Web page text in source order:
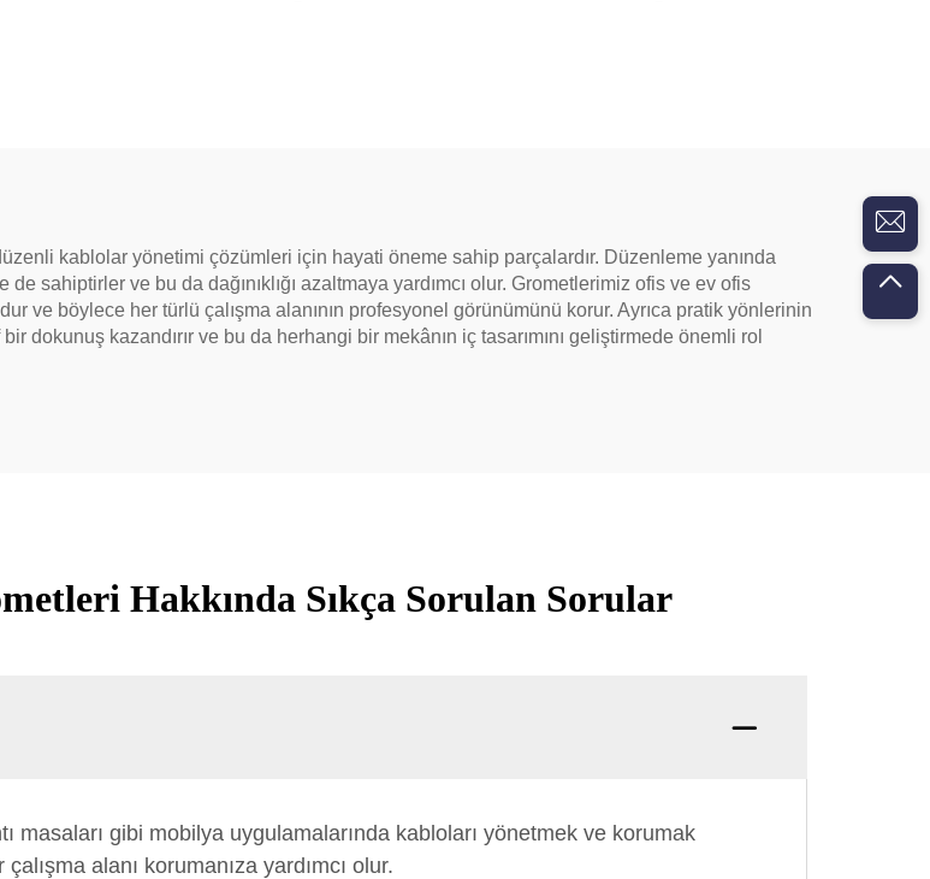
kablolar yönetimi çözümleri için hayati öneme sahip parçalardır. Düzenleme yanında
sahiptirler ve bu da dağınıklığı azaltmaya yardımcı olur. Grometlerimiz ofis ve ev ofis
ve böylece her türlü çalışma alanının profesyonel görünümünü korur. Ayrıca pratik yönlerinin
dokunuş kazandırır ve bu da herhangi bir mekânın iç tasarımını geliştirmede önemli rol
Hakkında Sıkça Sorulan Sorular
masaları gibi mobilya uygulamalarında kabloları yönetmek ve korumak
alanı korumanıza yardımcı olur.